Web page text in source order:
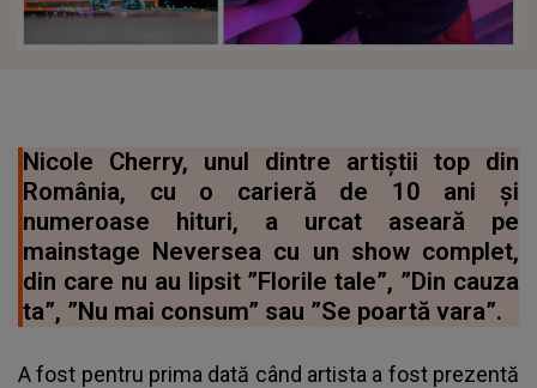
Nicole Cherry, unul dintre artiștii top din
România, cu o carieră de 10 ani și
numeroase hituri, a urcat aseară pe
mainstage Neversea cu un show complet,
din care nu au lipsit ”Florile tale”, ”Din cauza
ta”, ”Nu mai consum” sau ”Se poartă vara”.
A fost pentru prima dată când artista a fost prezentă